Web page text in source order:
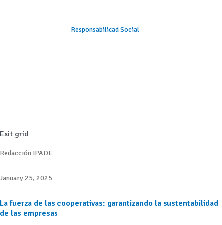
Responsabilidad Social
Exit grid
Redacción IPADE
January 25, 2025
La fuerza de las cooperativas: garantizando la sustentabilidad
de las empresas